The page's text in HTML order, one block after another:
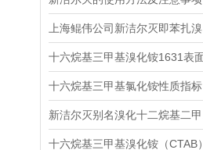
十六烷基三甲基氯化铵性质指标